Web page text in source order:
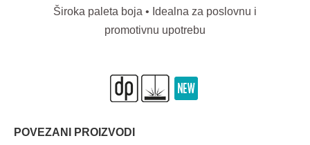
Široka paleta boja • Idealna za poslovnu i
promotivnu upotrebu
POVEZANI PROIZVODI